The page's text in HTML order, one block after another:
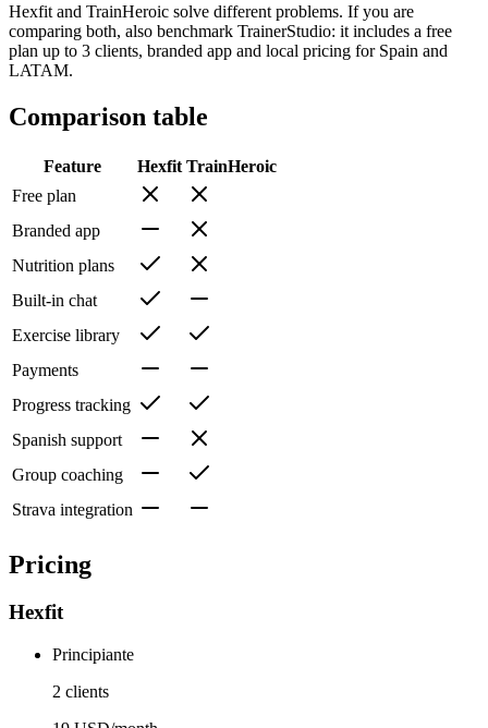
Hexfit and TrainHeroic solve different problems. If you are
comparing both, also benchmark TrainerStudio: it includes a free
plan up to 3 clients, branded app and local pricing for Spain and
LATAM.
Comparison table
Feature Hexfit TrainHeroic
Free plan
Branded app
Nutrition plans
Built-in chat
Exercise library
Payments
Progress tracking
Spanish support
Group coaching
Strava integration
Pricing
Hexfit
Principiante
2 clients